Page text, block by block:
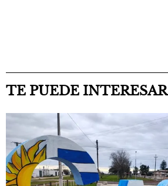
TE PUEDE INTERESAR